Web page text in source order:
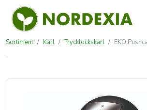
Sortiment Kärl Trycklockskärl EKO
EKO Pushcan 40 l